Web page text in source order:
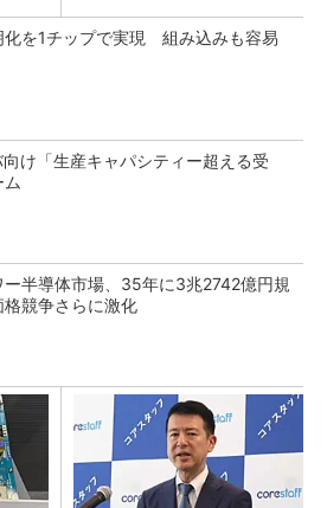
化を1チップで実現 組み込みも容易
向け「生産キャパシティー超える受
ー半導体市場、35年に3兆2742億円規
競争さらに激化